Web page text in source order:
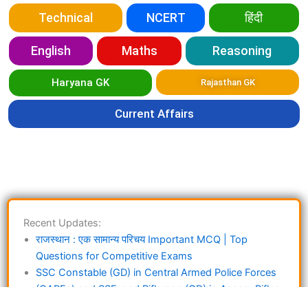
Technical NCERT हिंदी
English Maths Reasoning
Haryana GK Rajasthan GK
Current Affairs
Recent Updates:
राजस्थान : एक सामान्य परिचय Important MCQ | Top
Questions for Competitive Exams
SSC Constable (GD) in Central Armed Police Forces